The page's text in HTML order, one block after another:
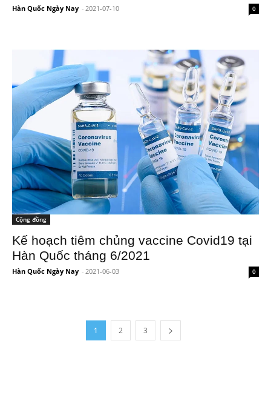
Hàn Quốc Ngày Nay - 2021-07-10 0
Cộng đồng
Kế hoạch tiêm chủng vaccine Covid19 tại
Hàn Quốc tháng 6/2021
Hàn Quốc Ngày Nay - 2021-06-03 0
1 2 3